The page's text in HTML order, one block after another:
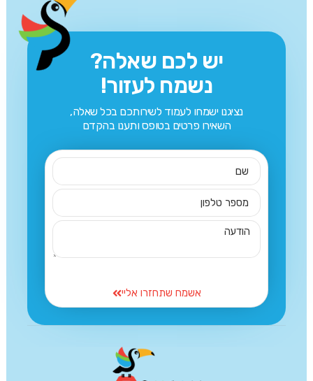
יש לכם שאלה?
נשמח לעזור!
נציגנו ישמחו לעמוד לשירותכם בכל שאלה,
השאירו פרטים בטופס ותענו בהקדם
אשמח שתחזרו אליי